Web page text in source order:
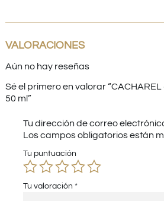
VALORACIONES
Aún no hay reseñas
Sé el primero en valorar “CACHAREL
50 ml”
Tu dirección de correo
Los campos obligatorios están
Tu puntuación
Tu valoración *